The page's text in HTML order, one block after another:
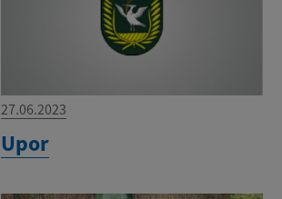
27.06.2023
Upor